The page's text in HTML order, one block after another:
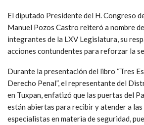
El diputado Presidente del H. Congreso
Manuel Pozos Castro reiteró a nombre
integrantes de la LXV Legislatura, su
acciones contundentes para reforzar la
Durante la presentación del libro “Tres
Derecho Penal”, el representante del
en Tuxpan, enfatizó que las puertas del
están abiertas para recibir y atender a
especialistas en materia de seguridad,